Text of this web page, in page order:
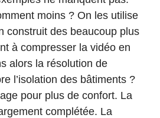
moins ? On les utilise
construit des beaucoup plus
à compresser la vidéo en
alors la résolution de
l’isolation des bâtiments ?
pour plus de confort. La
complétée. La